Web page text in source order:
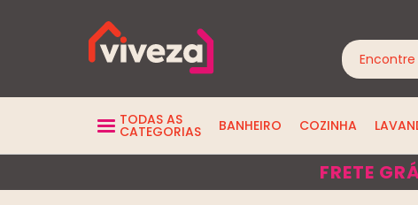
TODAS AS
CATEGORIAS BANHEIRO COZINHA
FRETE